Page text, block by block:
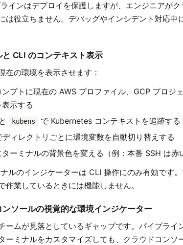
インはデプロイを保護しますが、エンジニアが
は役立ちません。デバッグやインシデント対応中
CLI のコンテキスト表示
在の環境を表示させます：
ンプトに現在の AWS プロファイル、GCP プロジ
示する
と kubens で Kubernetes コンテキストを追跡する
ディレクトリごとに環境変数を自動切り替えする
ーミナルの背景色を変える（例：本番 SSH は赤
ルのインジケーターは CLI 操作にのみ有効です
作業しているときには機能しません。
ソールの視覚的な環境インジケーター
ームが見落としているギャップです。パイプライ
ーミナルをカスタマイズしても、クラウドコンソ